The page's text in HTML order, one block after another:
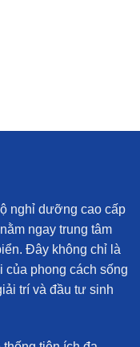
nghỉ dưỡng cao cấp
ngay trung tâm
Đây không chỉ là
phong cách sống
trí và đầu tư sinh